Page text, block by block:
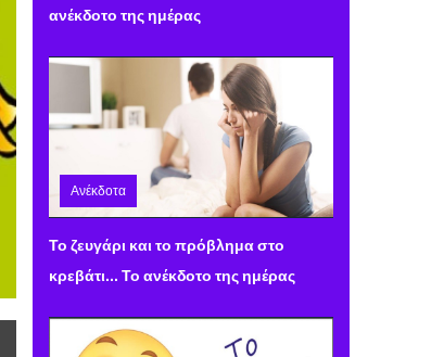
ανέκδοτο της ημέρας
Ανέκδοτα
Πέμπτη 08 Φεβρουαρίου 2024 10:09
Το ζευγάρι και το πρόβλημα στο
κρεβάτι... Το ανέκδοτο της ημέρας